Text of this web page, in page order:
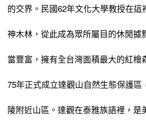
的交界。民國62年文化大學教授在這
神木林，從此成為眾所屬目的休閒據
當豐富，擁有全台灣面積最大的紅檜
75年正式成立達觀山自然生態保護區
陵附近山區。達觀在泰雅族語裡，是